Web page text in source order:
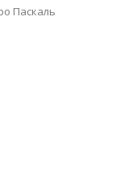
Паскаль